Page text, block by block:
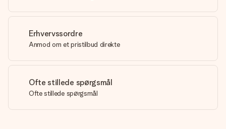
Erhvervssordre
Anmod om et pristilbud direkte
Ofte stillede spørgsmål
Ofte stillede spørgsmål